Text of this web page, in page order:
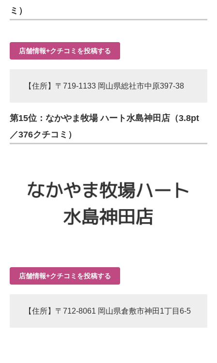
ミ）
店舗情報+クチコミを投稿する
【住所】〒719-1133 岡山県総社市中原397-38
第15位：なかやま牧場 ハート水島神田店（3.8pt
／376クチコミ）
店舗情報+クチコミを投稿する
【住所】〒712-8061 岡山県倉敷市神田1丁目6-5